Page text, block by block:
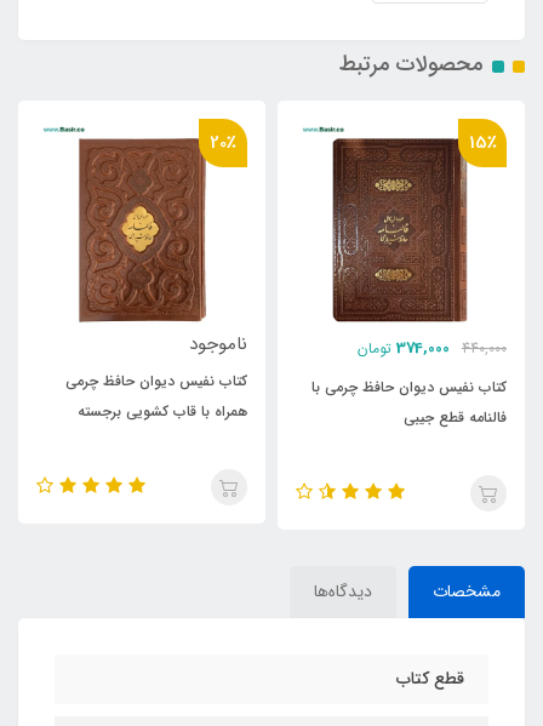
محصولات مرتبط
20٪
ناموجود
کتاب نفیس دیوان حافظ چرمی
همراه با قاب کشویی برجسته
16٪
ناموجود
کتاب نفیس حافظ چرمی لیزری
همراه با قاب کشویی قطع رقعی
مشخصات دیدگاه‌ها
قطع کتاب